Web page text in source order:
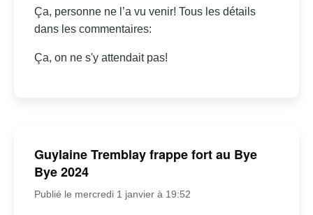
Ça, personne ne l’a vu venir! Tous les détails
dans les commentaires:
Ça, on ne s'y attendait pas!
Guylaine Tremblay frappe fort au Bye
Bye 2024
Publié le mercredi 1 janvier à 19:52